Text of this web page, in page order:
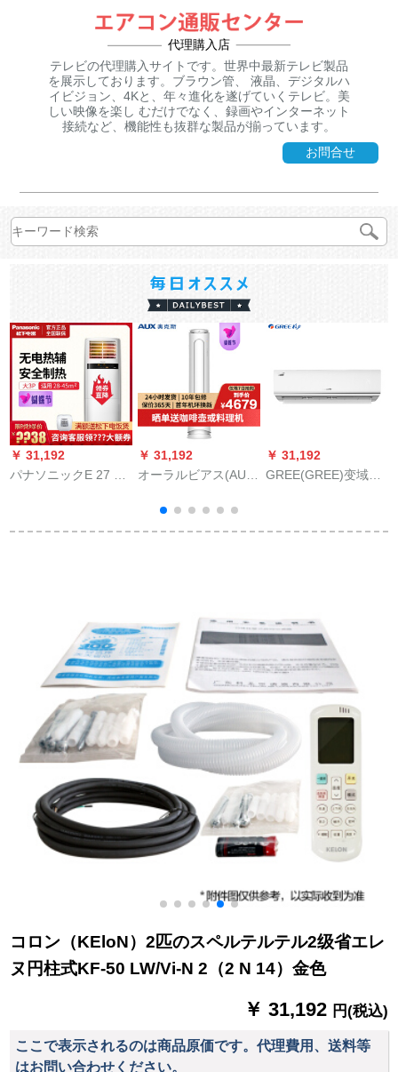
代理購入店
テレビの代理購入サイトです。世界中最新テレビ製品
を展示しております。ブラウン管、 液晶、デジタルハ
イビジョン、4Kと、年々進化を遂げていくテレビ。美
しい映像を楽し むだけでなく、録画やインターネット
接続など、機能性も抜群な製品が揃っています。
お問合せ
￥ 31,192
パナソニックE 27 FK
静音KF-72 LW/BpK 1
￥ 31,192
オーラルビアス(AUX)
定周数冷房の暖房棚
式ビッグエンエンエ
￥ 31,192
GREE(GREE)变域绿
外机は2匹(2-34)平方
コロン（KEloN）2匹のスペルテルテル2级省エレ
ヌ円柱式KF-50 LW/Vi-N 2（2 N 14）金色
￥ 31,192 円(税込)
ここで表示されるのは商品原価です。代理費用、送料等
はお問い合わせください。